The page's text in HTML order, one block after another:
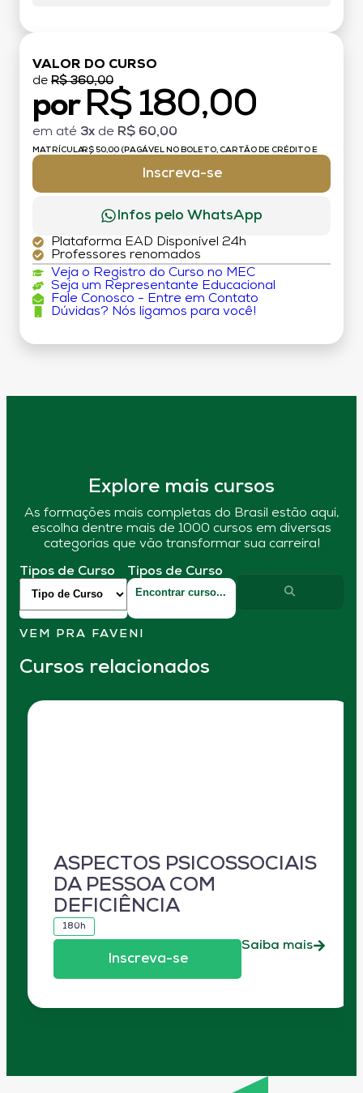
VALOR DO CURSO
de R$ 360,00
por R$ 180,00
em até 3x de R$ 60,00
MATRÍCULA:R$ 50,00 (PAGÁVEL NO BOLETO, CARTÃO DE CRÉDITO E
Inscreva-se
Infos pelo WhatsApp
Plataforma EAD Disponível 24h
Professores renomados
Veja o Registro do Curso no MEC
Seja um Representante Educacional
Fale Conosco - Entre em Contato
Dúvidas? Nós ligamos para você!
Explore mais cursos
As formações mais completas do Brasil estão aqui,
escolha dentre mais de 1000 cursos em diversas
categorias que vão transformar sua carreira!
Tipos de Curso Tipos de Curso
VEM PRA FAVENI
Cursos relacionados
ASPECTOS PSICOSSOCIAIS
DA PESSOA COM
DEFICIÊNCIA
180h
Inscreva-se
Saiba mais